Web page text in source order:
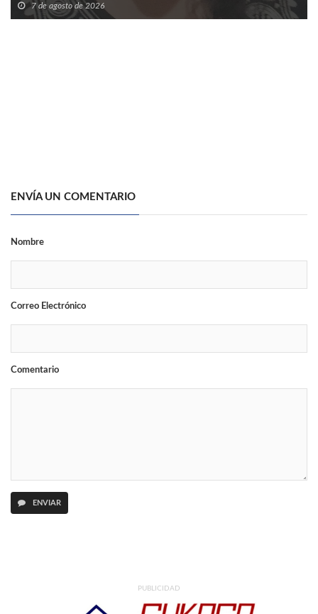
7 de agosto de 2026
ENVÍA UN COMENTARIO
Nombre
Correo Electrónico
Comentario
ENVIAR
PUBLICIDAD